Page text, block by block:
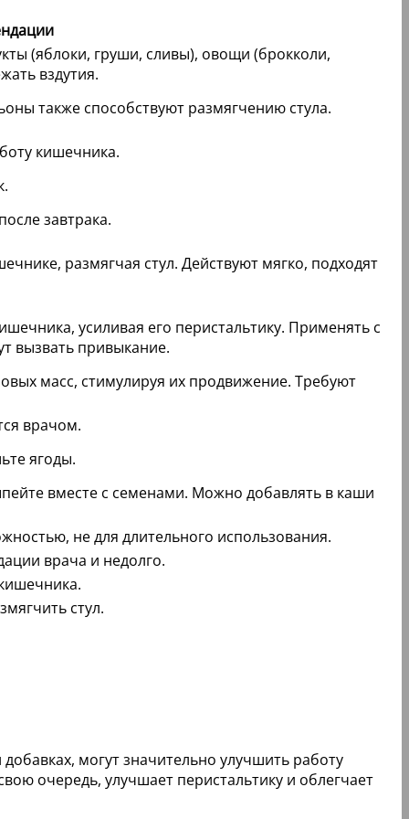
(яблоки, груши, сливы), овощи (брокколи,
вздутия.
также способствуют размягчению стула.
кишечника.
завтрака.
размягчая стул. Действуют мягко, подходят
усиливая его перистальтику. Применять с
вызвать привыкание.
масс, стимулируя их продвижение. Требуют
врачом.
ягоды.
вместе с семенами. Можно добавлять в каши
не для длительного использования.
врача и недолго.
стул.
могут значительно улучшить работу
очередь, улучшает перистальтику и облегчает